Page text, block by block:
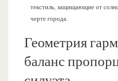
текстиль, защищающие от
черте города.
Геометрия
баланс